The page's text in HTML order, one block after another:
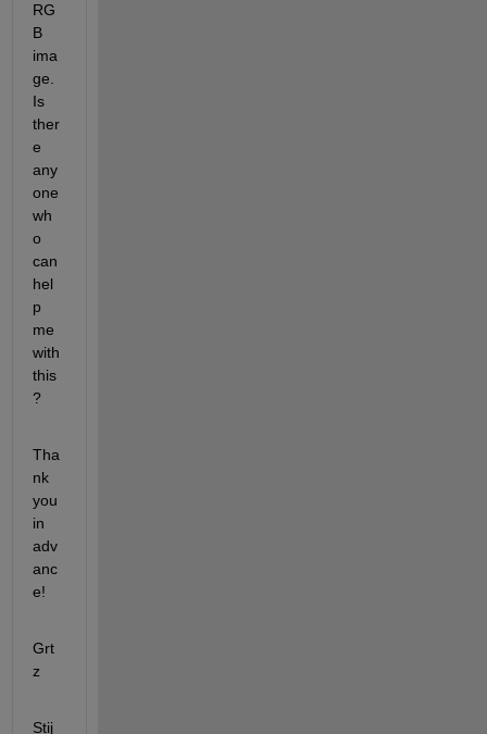
RG
B
ima
ge.
Is
ther
e
any
one
wh
o
can
hel
p
me
with
this
?
Tha
nk
you
in
adv
anc
e!
Grt
z
Stij